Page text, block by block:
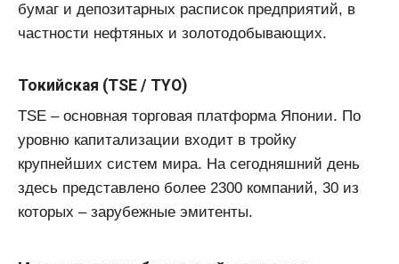
бумаг и депозитарных расписок предприятий, в
частности нефтяных и золотодобывающих.
Токийская (TSE / TYO)
TSE – основная торговая платформа Японии. По
уровню капитализации входит в тройку
крупнейших систем мира. На сегодняшний день
здесь представлено более 2300 компаний, 30 из
которых – зарубежные эмитенты.